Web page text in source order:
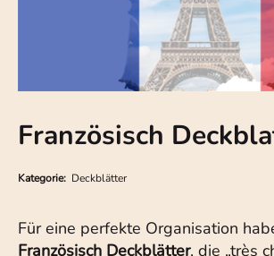
Französisch
Kategorie: Deckblätter
Für eine perfekte Organisation
Französisch Deckblätter, die „très